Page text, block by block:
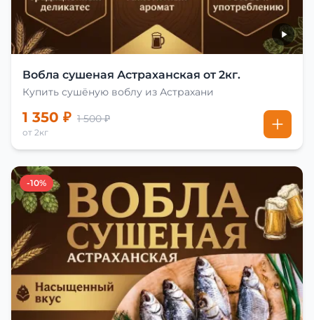
Вобла сушеная Астраханская от 2кг.
Купить сушёную воблу из Астрахани
1 350 ₽ 1 500 ₽
от 2кг
-10%